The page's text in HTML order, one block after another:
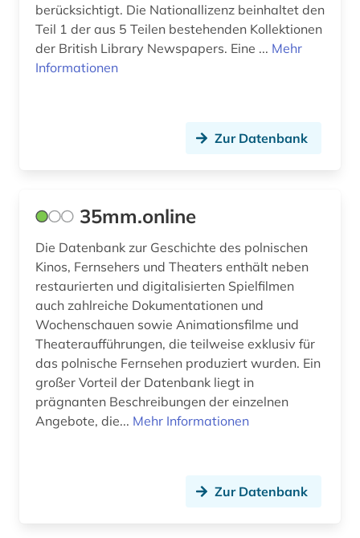
deutschland (16)
deutschland &lt;ddr, motiv&gt; (2)
deutschland <sowjetische zone> (1)
digitalisierung (1)
diplomarbeit (1)
discovery service (1)
district of columbia (1)
dokumentarfilm (3)
Ukraine (2)
Ungarn (2)
berücksichtigt. Die Nationallizenz beinhaltet den
Teil 1 der aus 5 Teilen bestehenden Kollektionen
der British Library Newspapers. Eine ... Mehr
Informationen
Zur Datenbank
35mm.online
Die Datenbank zur Geschichte des polnischen
Kinos, Fernsehers und Theaters enthält neben
restaurierten und digitalisierten Spielfilmen
auch zahlreiche Dokumentationen und
Wochenschauen sowie Animationsfilme und
Theateraufführungen, die teilweise exklusiv für
das polnische Fernsehen produziert wurden. Ein
großer Vorteil der Datenbank liegt in
prägnanten Beschreibungen der einzelnen
Angebote, die... Mehr Informationen
Zur Datenbank